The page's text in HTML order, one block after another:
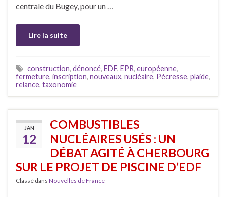
centrale du Bugey, pour un …
Lire la suite
construction, dénoncé, EDF, EPR, européenne,
fermeture, inscription, nouveaux, nucléaire, Pécresse, plaide,
relance, taxonomie
JAN
12
COMBUSTIBLES
NUCLÉAIRES USÉS : UN
DÉBAT AGITÉ À CHERBOURG
SUR LE PROJET DE PISCINE D’EDF
Classé dans Nouvelles de France